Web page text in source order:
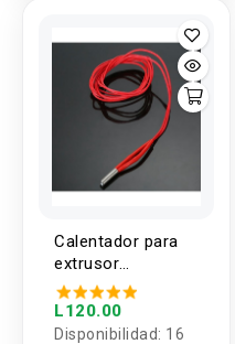
500/700/1000mm
de largo
Calentador para
extrusor
impresora 3D 12V
40W
L120.00
Disponibilidad: 16